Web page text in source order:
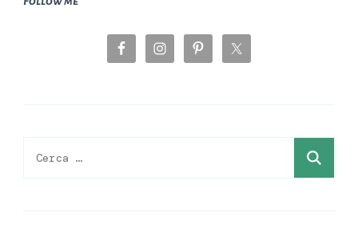
Ricerca